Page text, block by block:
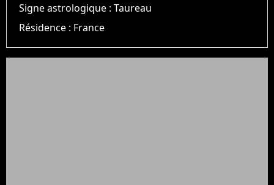
Signe astrologique :Taureau
Résidence : France